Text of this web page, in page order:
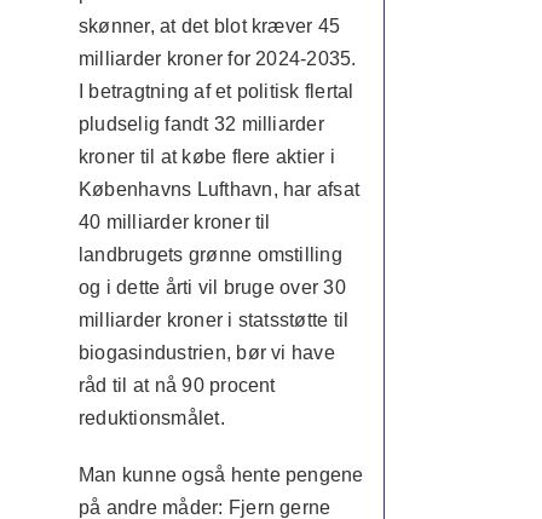
skønner, at det blot kræver 45
milliarder kroner for 2024-2035.
I betragtning af et politisk flertal
pludselig fandt 32 milliarder
kroner til at købe flere aktier i
Københavns Lufthavn, har afsat
40 milliarder kroner til
landbrugets grønne omstilling
og i dette årti vil bruge over 30
milliarder kroner i statsstøtte til
biogasindustrien, bør vi have
råd til at nå 90 procent
reduktionsmålet.
Man kunne også hente pengene
på andre måder: Fjern gerne